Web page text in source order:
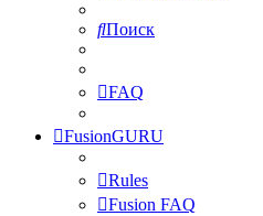
Поиск
FAQ
FusionGURU
Rules
Fusion FAQ